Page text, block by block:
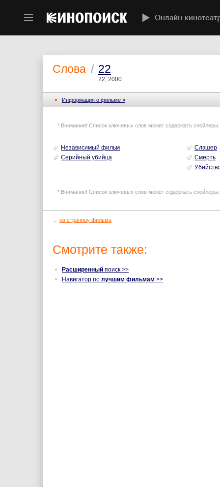
Онлайн-
Слова / 22
22, 2000
Информация o фильме »
* Внимание! Список ключевых слов может содержать
Независимый фильм
Серийный убийца
Слэшер
Смерть
* Внимание! Список ключевых слов может содержать
← на страницу фильма
Смотрите также:
Расширенный поиск >>
Навигатор по лучшим фильмам >>